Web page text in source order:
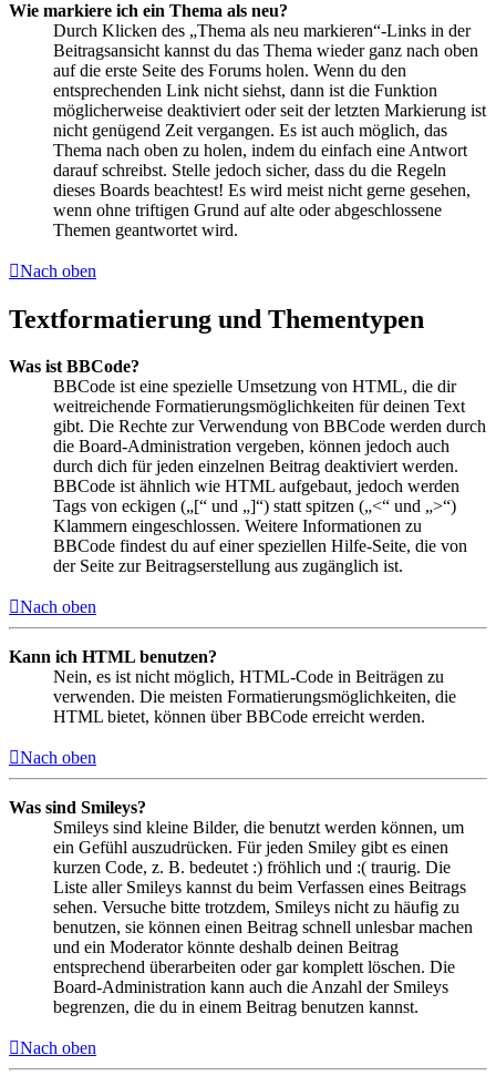
Wie markiere ich ein Thema als neu?
Durch Klicken des „Thema als neu markieren“-Links in der
Beitragsansicht kannst du das Thema wieder ganz nach oben
auf die erste Seite des Forums holen. Wenn du den
entsprechenden Link nicht siehst, dann ist die Funktion
möglicherweise deaktiviert oder seit der letzten Markierung ist
nicht genügend Zeit vergangen. Es ist auch möglich, das
Thema nach oben zu holen, indem du einfach eine Antwort
darauf schreibst. Stelle jedoch sicher, dass du die Regeln
dieses Boards beachtest! Es wird meist nicht gerne gesehen,
wenn ohne triftigen Grund auf alte oder abgeschlossene
Themen geantwortet wird.
Nach oben
Textformatierung und Thementypen
Was ist BBCode?
BBCode ist eine spezielle Umsetzung von HTML, die dir
weitreichende Formatierungsmöglichkeiten für deinen Text
gibt. Die Rechte zur Verwendung von BBCode werden durch
die Board-Administration vergeben, können jedoch auch
durch dich für jeden einzelnen Beitrag deaktiviert werden.
BBCode ist ähnlich wie HTML aufgebaut, jedoch werden
Tags von eckigen („[“ und „]“) statt spitzen („<“ und „>“)
Klammern eingeschlossen. Weitere Informationen zu
BBCode findest du auf einer speziellen Hilfe-Seite, die von
der Seite zur Beitragserstellung aus zugänglich ist.
Nach oben
Kann ich HTML benutzen?
Nein, es ist nicht möglich, HTML-Code in Beiträgen zu
verwenden. Die meisten Formatierungsmöglichkeiten, die
HTML bietet, können über BBCode erreicht werden.
Nach oben
Was sind Smileys?
Smileys sind kleine Bilder, die benutzt werden können, um
ein Gefühl auszudrücken. Für jeden Smiley gibt es einen
kurzen Code, z. B. bedeutet :) fröhlich und :( traurig. Die
Liste aller Smileys kannst du beim Verfassen eines Beitrags
sehen. Versuche bitte trotzdem, Smileys nicht zu häufig zu
benutzen, sie können einen Beitrag schnell unlesbar machen
und ein Moderator könnte deshalb deinen Beitrag
entsprechend überarbeiten oder gar komplett löschen. Die
Board-Administration kann auch die Anzahl der Smileys
begrenzen, die du in einem Beitrag benutzen kannst.
Nach oben